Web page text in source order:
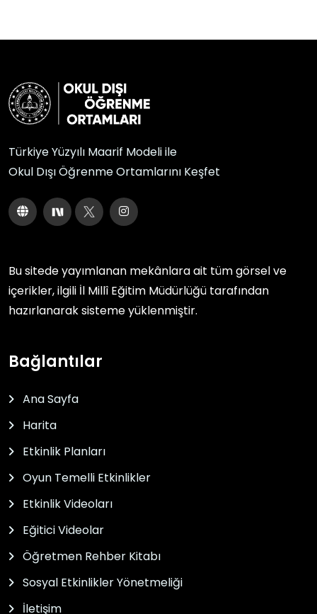
Türkiye Yüzyılı Maarif Modeli ile
Okul Dışı Öğrenme Ortamlarını Keşfet
Bu sitede yayımlanan mekânlara ait tüm görsel ve
içerikler, ilgili İl Millî Eğitim Müdürlüğü tarafından
hazırlanarak sisteme yüklenmiştir.
Bağlantılar
Ana Sayfa
Harita
Etkinlik Planları
Oyun Temelli Etkinlikler
Etkinlik Videoları
Eğitici Videolar
Öğretmen Rehber Kitabı
Sosyal Etkinlikler Yönetmeliği
İletişim